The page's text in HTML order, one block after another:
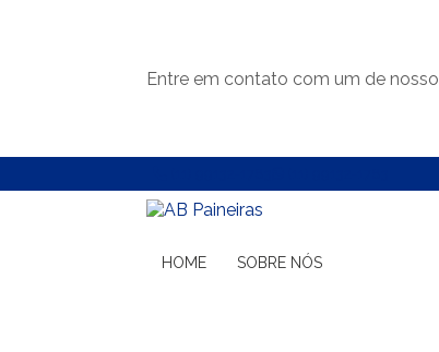
Entre em contato com um de
HOME SOBRE NÓS